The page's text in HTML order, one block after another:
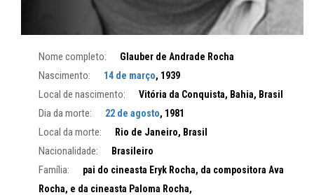
Nome completo: Glauber de Andrade Rocha
Nascimento: 14 de março, 1939
Local de nascimento: Vitória da Conquista, Bahia, Brasil
Dia da morte: 22 de agosto, 1981
Local da morte: Rio de Janeiro, Brasil
Nacionalidade: Brasileiro
Família:
pai do cineasta Eryk Rocha, da compositora Ava
Rocha, e da cineasta Paloma Rocha,